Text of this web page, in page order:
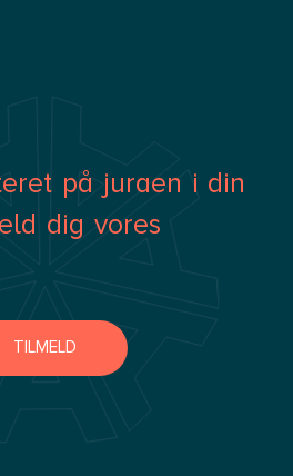
på juraen i din
dig vores
TILMELD